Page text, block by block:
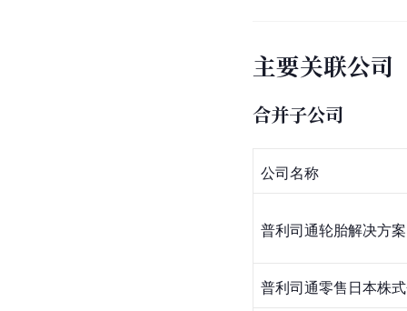
主要关联公司
合并子公司
公司名称
普利司通轮胎解决方案
普利司通零售日本株